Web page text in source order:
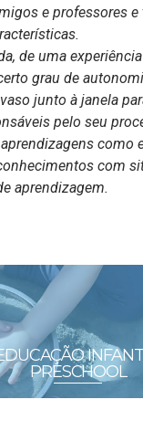
e professores
de uma
grau de
junto à janela
pelo seu
como
com
aprendizagem.
PRESCHOOL